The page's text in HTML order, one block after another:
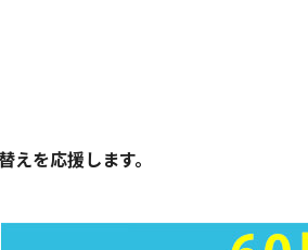
えを応援します。